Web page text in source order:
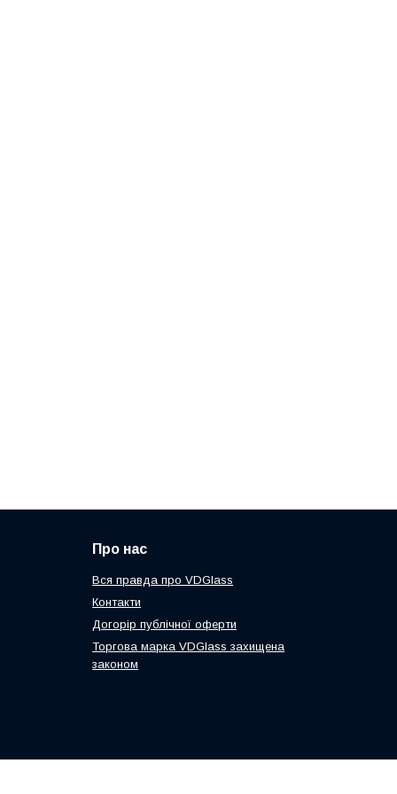
Про нас
Вся правда про VDGlass
Контакти
Догорір публічної оферти
Торгова марка VDGlass захищена
законом